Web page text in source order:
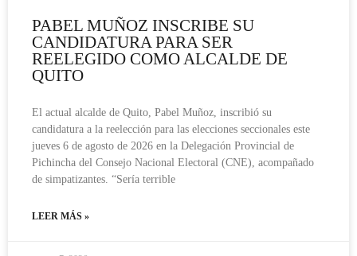
PABEL MUÑOZ INSCRIBE SU
CANDIDATURA PARA SER
REELEGIDO COMO ALCALDE DE
QUITO
El actual alcalde de Quito, Pabel Muñoz, inscribió su
candidatura a la reelección para las elecciones seccionales este
jueves 6 de agosto de 2026 en la Delegación Provincial de
Pichincha del Consejo Nacional Electoral (CNE), acompañado
de simpatizantes. “Sería terrible
LEER MÁS »